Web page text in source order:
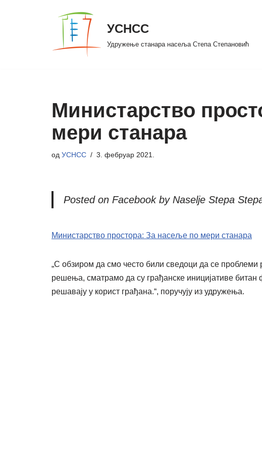
УСНСС
Удружење станара насеља Степа Степановић
Министарство
мери станара
од УСНСС 3. фебруар 2021.
Posted on Facebook by Naselje Stepa
Министарство простора: За насеље по мери станара
„С обзиром да смо често били сведоци да се проблеми
решења, сматрамо да су грађанске иницијативе
решавају у корист грађана.“, поручују из удружења.